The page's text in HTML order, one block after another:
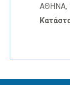
ΑΘΗΝΑ,